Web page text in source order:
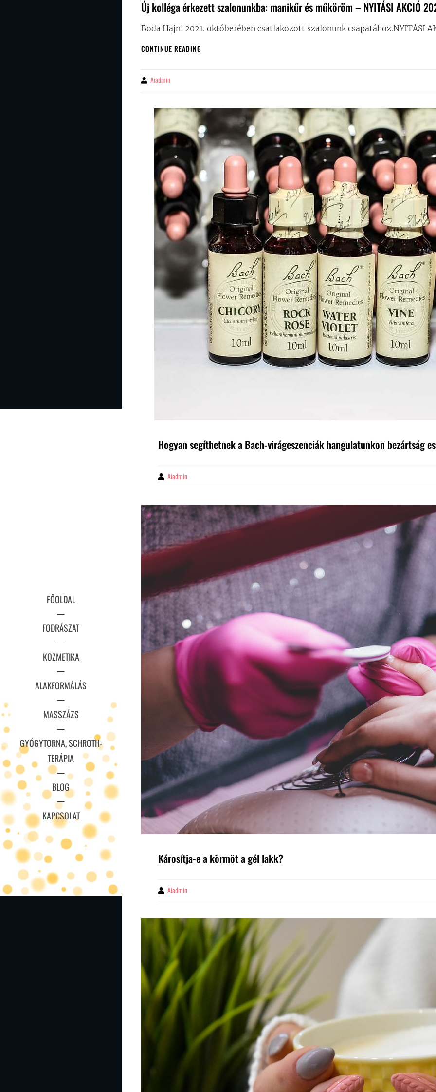
FŐOLDAL
FODRÁSZAT
KOZMETIKA
ALAKFORMÁLÁS
MASSZÁZS
GYÓGYTORNA, SCHROTH-
TERÁPIA
BLOG
KAPCSOLAT
Új kolléga érkezett szalonunkba: manikűr és műköröm – NYITÁSI AKCIÓ
Boda Hajni 2021. októberében csatlakozott szalonunk csapatához.NYITÁSI
CONTINUE READING
MŰKÖRÖM
NYITÁSI
AKCIÓ
2021.
NOVEMBERBEN
By Aiadmin
Hogyan segíthetnek a Bach-virágeszenciák hangulatunkon bezártság
By Aiadmin
Károsítja-e a körmöt a gél lakk?
By Aiadmin